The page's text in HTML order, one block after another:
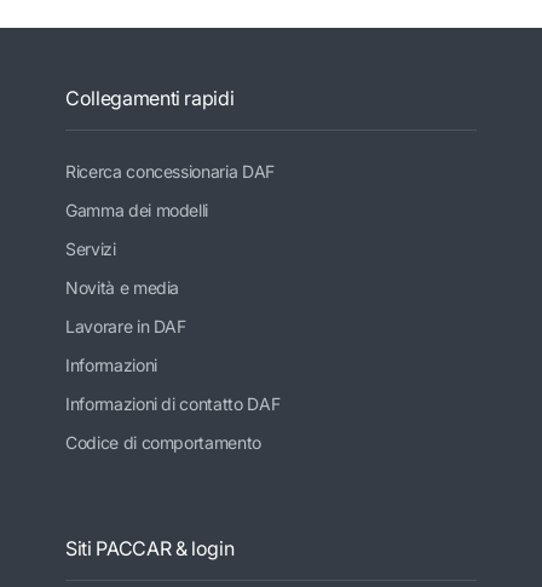
Collegamenti rapidi
Ricerca concessionaria DAF
Gamma dei modelli
Servizi
Novità e media
Lavorare in DAF
Informazioni
Informazioni di contatto DAF
Codice di comportamento
Siti PACCAR & login